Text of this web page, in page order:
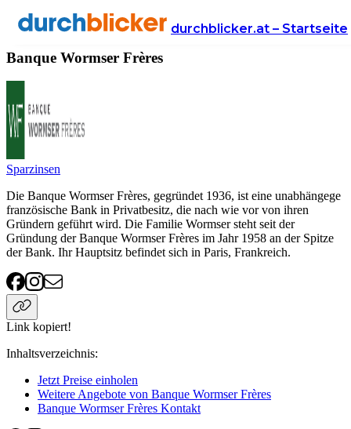
durchblicker.at – Startseite
Anbieter Finanzen Banque Wormser Frères
Banque Wormser Frères
Sparzinsen
Die Banque Wormser Frères, gegründet 1936, ist eine unabhängege
französische Bank in Privatbesitz, die nach wie vor von ihren
Gründern geführt wird. Die Familie Wormser steht seit der
Gründung der Banque Wormser Frères im Jahr 1958 an der Spitze
der Bank. Ihr Hauptsitz befindet sich in Paris, Frankreich.
Link kopiert!
Inhaltsverzeichnis:
Jetzt Preise einholen
Weitere Angebote von Banque Wormser Frères
Banque Wormser Frères Kontakt